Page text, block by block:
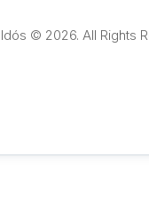
© 2026. All Rights